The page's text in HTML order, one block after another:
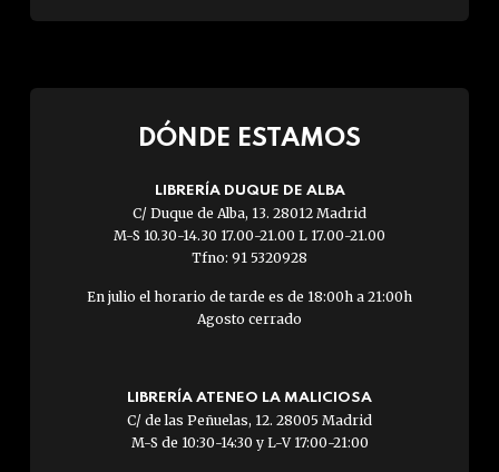
DÓNDE ESTAMOS
LIBRERÍA DUQUE DE ALBA
C/ Duque de Alba, 13. 28012 Madrid
M-S 10.30-14.30 17.00-21.00 L 17.00-21.00
Tfno: 91 5320928
En julio el horario de tarde es de 18:00h a 21:00h
Agosto cerrado
LIBRERÍA ATENEO LA MALICIOSA
C/ de las Peñuelas, 12. 28005 Madrid
M-S de 10:30-14:30 y L-V 17:00-21:00